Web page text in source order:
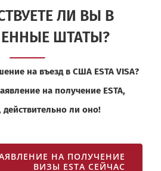
ЛИ ВЫ В
ШТАТЫ?
на въезд в США ESTA VISA?
на получение ESTA,
действительно ли оно!
НА ПОЛУЧЕНИЕ
ВИЗЫ ESTA СЕЙЧАС